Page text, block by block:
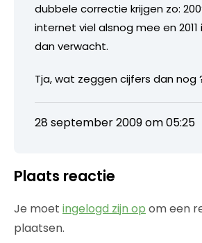
dubbele correctie krijgen zo:
internet viel alsnog mee en
dan verwacht.
Tja, wat zeggen cijfers dan nog
28 september 2009 om 05:25
Plaats reactie
Je moet ingelogd zijn op om een
plaatsen.